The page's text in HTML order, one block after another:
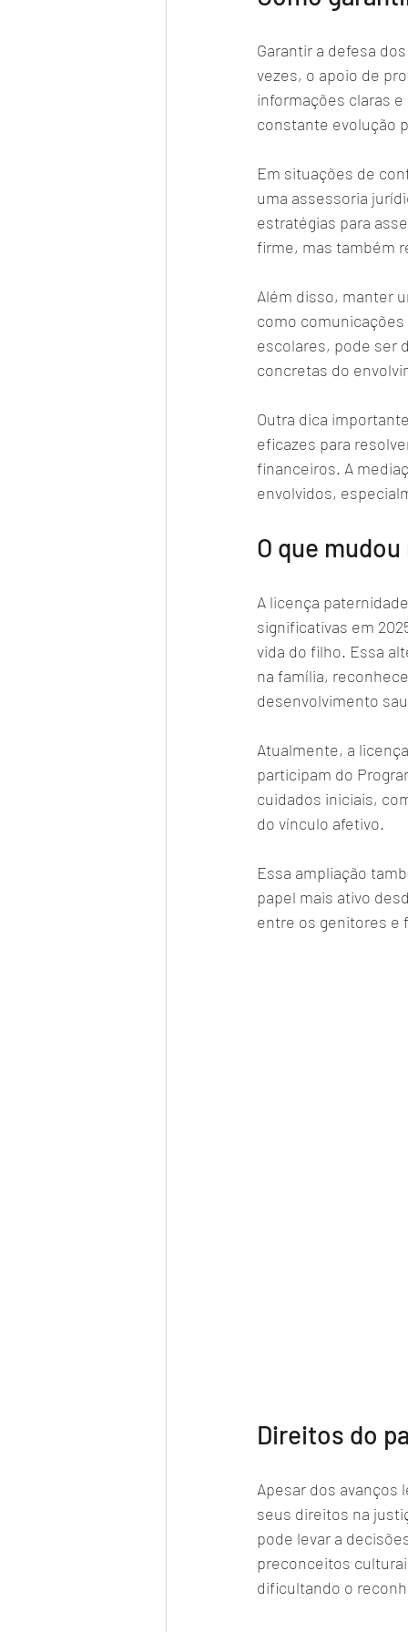
Garantir a defesa
vezes, o apoio de
informações claras
constante evolução
Em situações de
uma assessoria
estratégias para
firme, mas também
Além disso, manter
como
escolares, pode ser
concretas do
Outra dica
eficazes para
financeiros. A
envolvidos,
O que
A licença
significativas em
vida do filho. Essa
na família,
desenvolvimento
Atualmente, a
participam do
cuidados iniciais,
do vínculo afetivo.
Essa ampliação
papel mais ativo
entre os genitores e
Direitos do
Apesar dos avanços
seus direitos na
pode levar a
preconceitos
dificultando o